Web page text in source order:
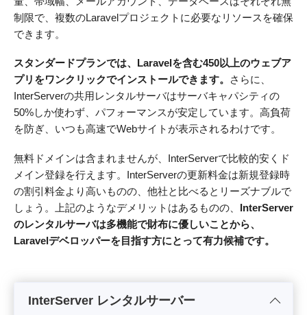
制限で、複数のLaravelプロジェクトに必要なリソースを確保
できます。
スタンダードプランでは、Laravelを含む450以上のウェブア
プリをワンクリックでインストールできます。
さらに、
InterServerの共用レンタルサーバはサーバキャパシティの
50%しか使わず、パフォーマンスが安定しています。高負荷
を防ぎ、いつも高速でWebサイトが表示されるわけです。
無料ドメインは含まれませんが、InterServerで比較的安くド
メイン登録を行えます。InterServerの更新料金は新規登録時
の割引料金より高いものの、他社と比べるとリーズナブルで
しょう。上記のようなデメリットはあるものの、 InterServer
のレンタルサーバは多機能で財布に優しいことから、
Laravelデベロッパーを目指す方にとって有力候補です。
InterServer レンタルサーバー